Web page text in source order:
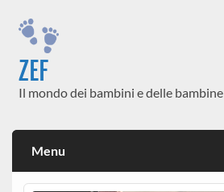
content
ZEF
Il mondo dei bambini e delle bambine
Menu